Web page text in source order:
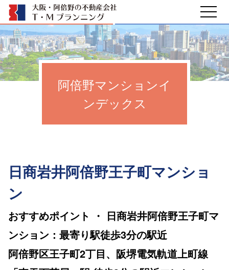
阿倍野マンションイ
ンデックス
日商岩井阿倍野王子町マンショ
ン
おすすめポイント ・ 日商岩井阿倍野王子町マ
ンション：最寄り駅徒歩3分の駅近
阿倍野区王子町2丁目、阪堺電気軌道上町線